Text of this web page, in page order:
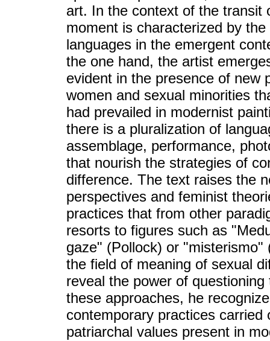
art. In the context of the transit
moment is characterized by
languages in the emergent
the one hand, the artist
evident in the presence of new
women and sexual minorities
had prevailed in modernist
there is a pluralization of
assemblage, performance,
that nourish the strategies of
difference. The text raises the
perspectives and feminist
practices that from other
resorts to figures such as
gaze" (Pollock) or
the field of meaning of sexual
reveal the power of
these approaches, he
contemporary practices
patriarchal values present in